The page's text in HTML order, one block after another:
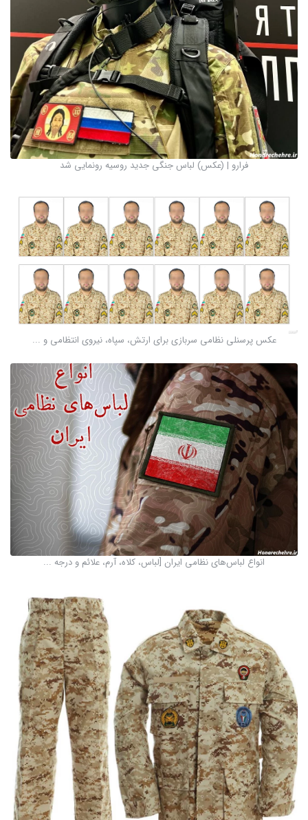
فرارو | (عکس) لباس جنگی جدید روسیه رونمایی شد
عکس پرسنلی نظامی سربازی برای ارتش، سپاه، نیروی انتظامی و ...
انواع لباس‌های نظامی ایران [لباس، کلاه، آرم، علائم و درجه ...